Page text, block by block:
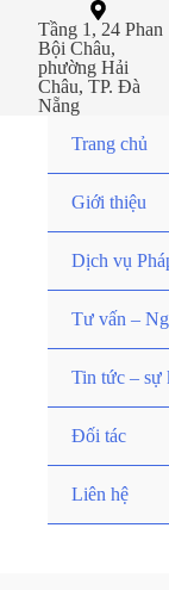
Tầng 1, 24 Phan
Bội Châu,
phường Hải
Châu, TP. Đà
Nẵng
Trang chủ
Giới thiệu
Dịch vụ
Tư vấn –
Tin tức – sự
Đối tác
Liên hệ